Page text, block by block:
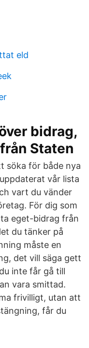
eld
bidrag,
Staten
söka för både nya
vår lista
vart du vänder
För dig som
eget-bidrag från
du tänker på
måste en
det vill säga gett
inte får gå till
vara smittad.
frivilligt, utan att
får du